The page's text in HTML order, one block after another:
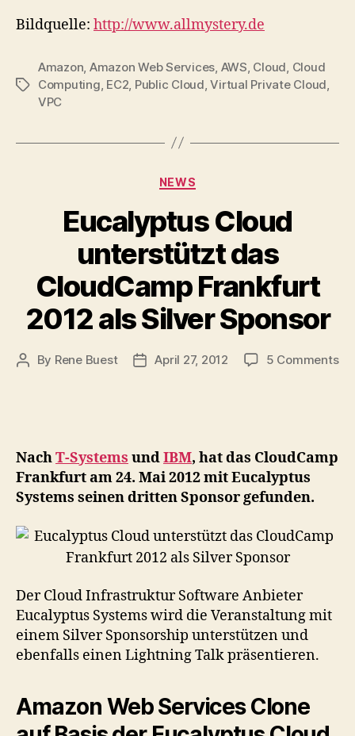
Bildquelle: http://www.allmystery.de
Tags
Amazon Amazon Web Services AWS Cloud Cloud
Computing EC2 Public Cloud ,Virtual Private Cloud
VPC
Categories
NEWS
Eucalyptus Cloud
unterstützt das
CloudCamp Frankfurt
2012 als Silver Sponsor
Post
By Rene Buest
PostApril 27, 2012 5 Commentson
NachT-Systems undIBM, hat das CloudCamp
Frankfurt am 24. Mai 2012 mit Eucalyptus
Systems seinen dritten Sponsor gefunden.
Der Cloud Infrastruktur Software Anbieter
Eucalyptus Systems wird die Veranstaltung mit
einem Silver Sponsorship unterstützen und
ebenfalls einen Lightning Talk präsentieren.
Amazon Web Services Clone